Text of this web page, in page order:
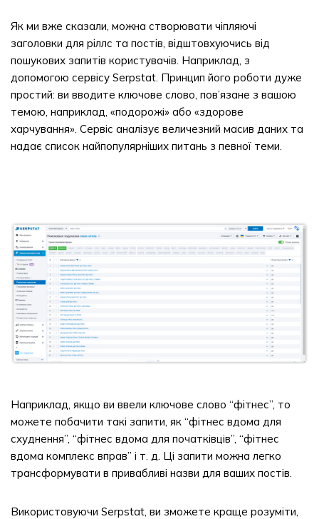
Як ми вже сказали, можна створювати чіпляючі
заголовки для ріллс та постів, відштовхуючись від
пошукових запитів користувачів. Наприклад, з
допомогою сервісу Serpstat. Принцип його роботи дуже
простий: ви вводите ключове слово, пов’язане з вашою
темою, наприклад, «подорожі» або «здорове
харчування». Сервіс аналізує величезний масив даних та
надає список найпопулярніших питань з певної теми.
Наприклад, якщо ви ввели ключове слово “фітнес”, то
можете побачити такі запити, як “фітнес вдома для
схуднення”, “фітнес вдома для початківців”, “фітнес
вдома комплекс вправ” і т. д. Ці запити можна легко
трансформувати в привабливі назви для ваших постів.
Використовуючи Serpstat, ви зможете краще розуміти,